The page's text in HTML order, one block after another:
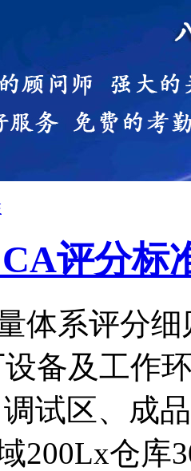
评分标
体系评分
设备及工作
试区、成
200Lx仓库